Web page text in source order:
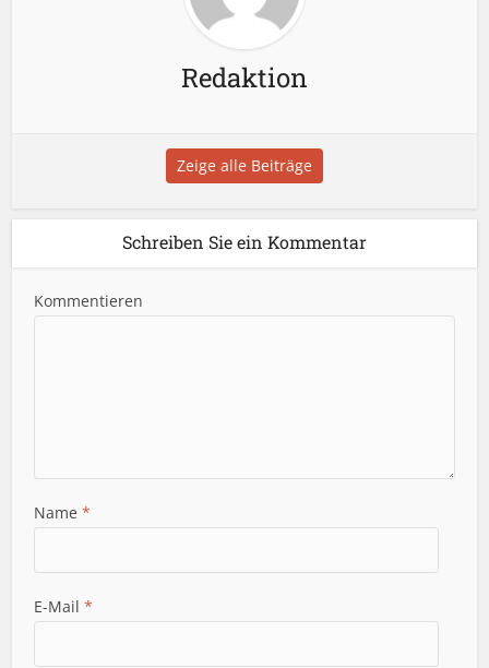
Redaktion
Zeige alle Beiträge
Schreiben Sie ein Kommentar
Kommentieren
Name*
E-Mail*